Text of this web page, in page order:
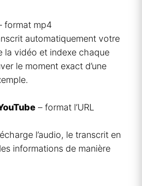
format mp4
automatiquement votre
la vidéo et indexe chaque
le moment exact d’une
– format l’URL
l’audio, le transcrit en
informations de manière